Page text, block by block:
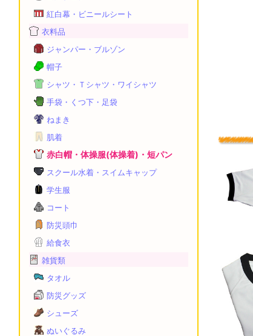
紅白幕・ビニールシート
衣料品
ジャンパー・ブルゾン
帽子
シャツ・Ｔシャツ・ワイシャツ
手袋・くつ下・足袋
ねまき
肌着
赤白帽・体操服(体操着)・短パン
スクール水着・スイムキャップ
学生服
コート
防災頭巾
給食衣
雑貨類
タオル
防災グッズ
シューズ
ぬいぐるみ